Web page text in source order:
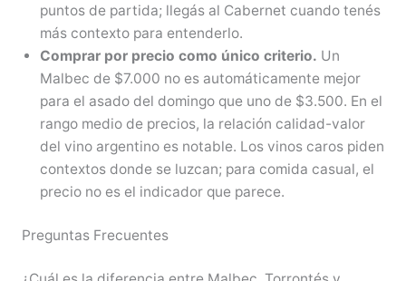
puntos de partida; llegás al Cabernet cuando tenés
más contexto para entenderlo.
Comprar por precio como único criterio. Un
Malbec de $7.000 no es automáticamente mejor
para el asado del domingo que uno de $3.500. En el
rango medio de precios, la relación calidad-valor
del vino argentino es notable. Los vinos caros piden
contextos donde se luzcan; para comida casual, el
precio no es el indicador que parece.
Preguntas Frecuentes